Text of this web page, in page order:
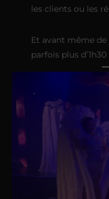
les clients ou les
Et avant même de
parfois plus